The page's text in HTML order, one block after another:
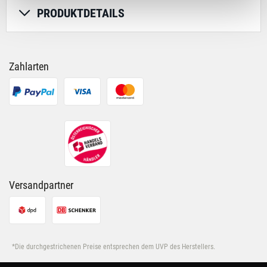
für soziale Medien, Werbung und Analysen weiter.
Unsere Partner führen diese Informationen
ihnen bereitgestellt hast oder die sie im Rahmen Deiner
PRODUKTDETAILS
Zahlarten
Versandpartner
*Die durchgestrichenen Preise entsprechen dem UVP des Herstellers.